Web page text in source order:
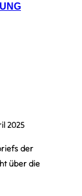
2025
der
über die